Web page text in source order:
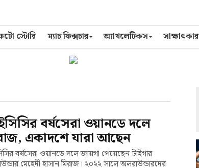
স্টোরি ম্যাচ ফিক্সচার অ্যাথলেটিকস সাক্ষাৎকার
বর্ষসেরা ওয়ানডে দলে
একাদশে যারা আছেন
বর্ষসেরা ওয়ানডে দলে জায়গা পেয়েছেন টাইগার
মেহেদী হাসান মিরাজ। ২০২২ সালে অলরাউন্ডারদের